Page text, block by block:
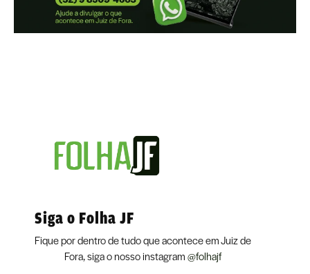
Siga o Folha JF
Fique por dentro de tudo que acontece em Juiz de
Fora, siga o nosso instagram@folhajf